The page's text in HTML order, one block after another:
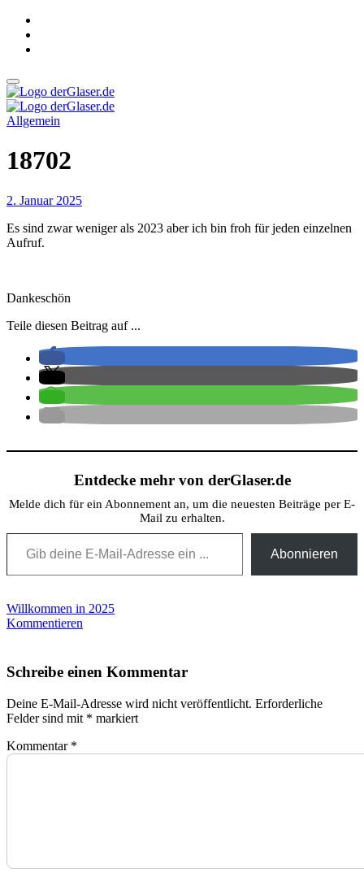
Zum
Inhalt
springen
derGlaser.de
Mein Leben mit Frau, zwei Kindern und Katze
Allgemein
18702
2. Januar 2025
Es sind zwar weniger als 2023 aber ich bin froh für jeden einzelnen
Aufruf.
Dankeschön
Teile diesen Beitrag auf ...
Entdecke mehr von derGlaser.de
Melde dich für ein Abonnement an, um die neuesten Beiträge per E-
Mail zu erhalten.
Gib deine E-Mail-Adresse ein ...
Abonnieren
Beitragsnavigation
Willkommen in 2025
Kommentieren
Schreibe einen Kommentar
Deine E-Mail-Adresse wird nicht veröffentlicht. Erforderliche
Felder sind mit * markiert
Kommentar *